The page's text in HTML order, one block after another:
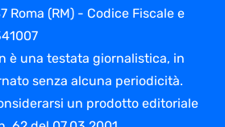
Roma (RM) - Codice Fiscale e
è una testata giornalistica, in
senza alcuna periodicità.
un prodotto editoriale